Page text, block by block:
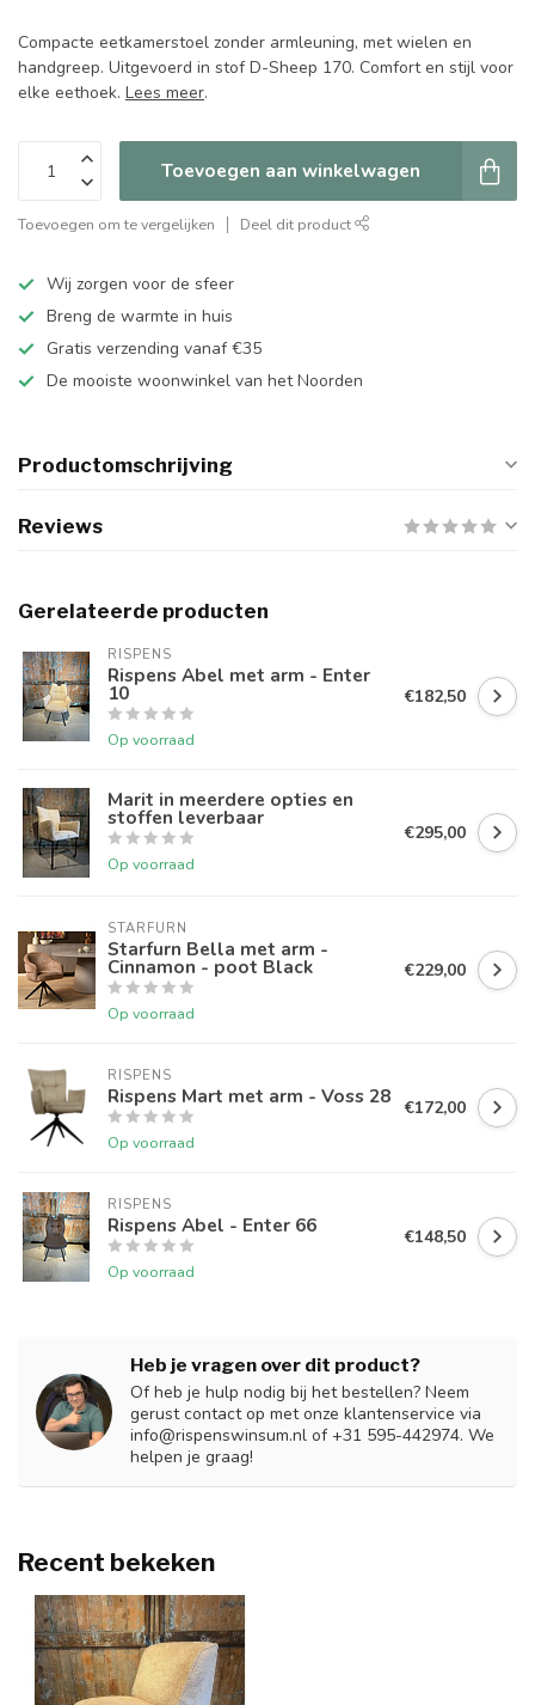
Compacte eetkamerstoel zonder armleuning, met wielen en
handgreep. Uitgevoerd in stof D-Sheep 170. Comfort en stijl voor
elke eethoek. Lees meer.
Toevoegen aan winkelwagen
Toevoegen om te vergelijken Deel dit product
Wij zorgen voor de sfeer
Breng de warmte in huis
Gratis verzending vanaf €35
De mooiste woonwinkel van het Noorden
Productomschrijving
Reviews
Gerelateerde producten
RISPENS
Rispens Abel met arm - Enter
10
Op voorraad
€182,50
Marit in meerdere opties en
stoffen leverbaar
Op voorraad
€295,00
STARFURN
Starfurn Bella met arm -
Cinnamon - poot Black
Op voorraad
€229,00
RISPENS
Rispens Mart met arm - Voss 28
Op voorraad
€172,00
RISPENS
Rispens Abel - Enter 66
Op voorraad
€148,50
Heb je vragen over dit product?
Of heb je hulp nodig bij het bestellen? Neem
gerust contact op met onze klantenservice via
info@rispenswinsum.nl of +31 595-442974. We
helpen je graag!
Recent bekeken